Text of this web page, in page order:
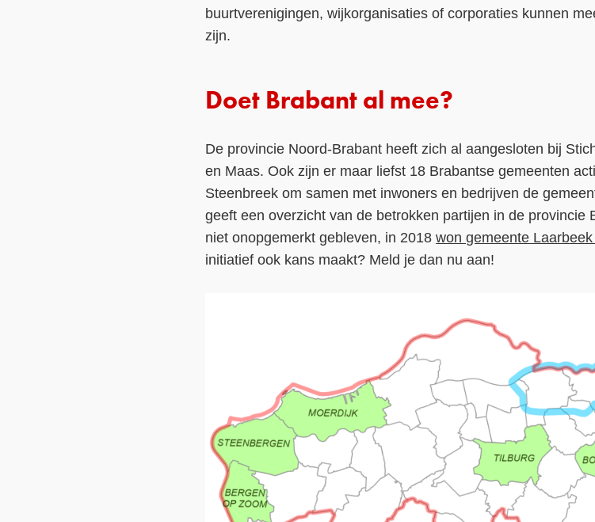
buurtverenigingen, wijkorganisaties of corporaties kunnen
zijn.
Doet Brabant al mee?
De provincie Noord-Brabant heeft zich al aangesloten bij
en Maas. Ook zijn er maar liefst 18 Brabantse gemeenten
Steenbreek om samen met inwoners en bedrijven de
geeft een overzicht van de betrokken partijen in de provincie
niet onopgemerkt gebleven, in 2018won gemeente
initiatief ook kans maakt? Meld je dan nu aan!